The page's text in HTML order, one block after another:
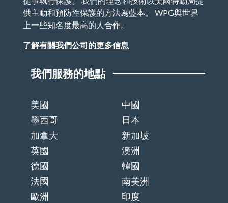
供主動和預防性保護的方法為藍本。 WPG與世界
上一些知名度最高的人合作。
了解有關我們公司的更多信息
我們服務的地點
美國
中國
墨西哥
日本
加拿大
新加坡
英國
澳洲
德國
韓國
法國
南美洲
歐洲
印度